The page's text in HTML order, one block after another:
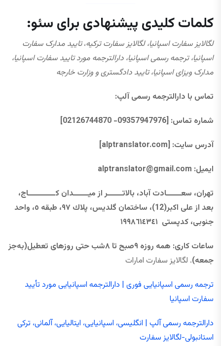
کلمات کلیدی پیشنهادی برای سئو:
لگالایز سفارت اسپانیا،لگالایز سفارت ترکیه،تایید مدارک سفارت
اسپانیا، ترجمه رسمی اسپانیا، دارالترجمه مورد تایید سفارت اسپانیا،
مدارک ویزای اسپانیا، تایید دادگستری و وزارت خارجه
تماس با دارالترجمه رسمی آلپ:
شماره تماس: [09357947976- 02126744870]
آدرس سایت: [alptranslator.com]
ایمیل:
alptranslator@gmail.com
تهران، سعــــــادت آباد، بالاتــــــر از ميــــــدان كـــــــــــاج،
بعد از علی اکبر(12)، ساختمان گلديس، پلاك ٩٧، طبقه ٥، واحد
جنوبی، كدپستی ١٩٩٨٦١٤٣٤١
ساعات کاری: همه ‌روزه ۹صبح تا ۸شب حتی روزهای تعطیل(به‌جز
جمعه). لگالایز سفارت امارات
ترجمه رسمی اسپانیایی فوری | دارالترجمه اسپانیایی مورد تأیید
سفارت اسپانیا
دارالترجمه رسمی آلپ | انگلیسی، اسپانیایی، ایتالیایی، آلمانی، ترکی
استانبولی-لگالایز سفارت